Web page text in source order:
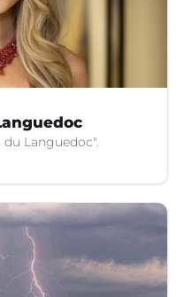
Languedoc".